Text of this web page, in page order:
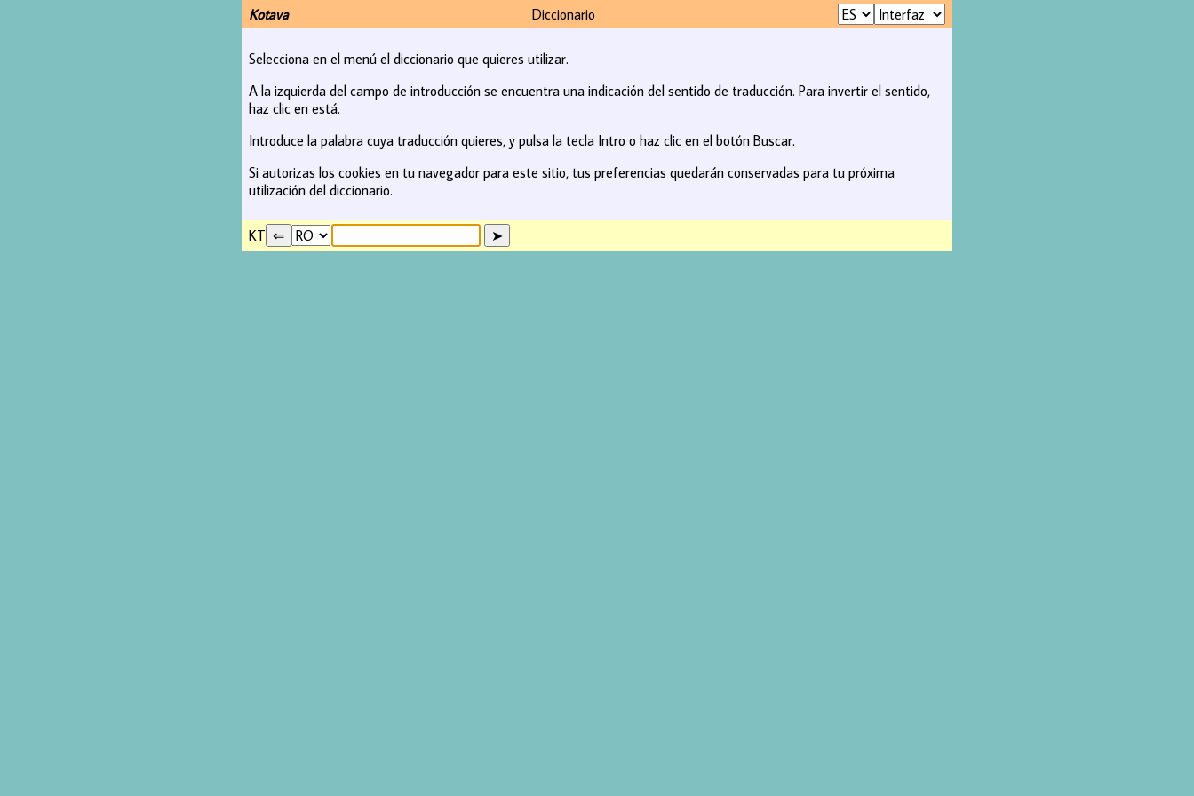
Kotava Diccionario
Selecciona en el menú el diccionario que quieres utilizar.
A la izquierda del campo de introducción se encuentra una indicación del sentido de traducción. Para invertir el sentido,
haz clic en está.
Introduce la palabra cuya traducción quieres, y pulsa la tecla Intro o haz clic en el botón Buscar.
Si autorizas los cookies en tu navegador para este sitio, tus preferencias quedarán conservadas para tu próxima
utilización del diccionario.
KT